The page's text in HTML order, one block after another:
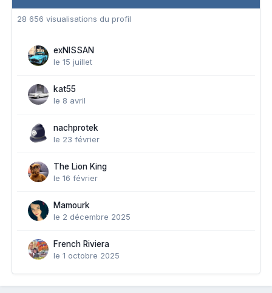
28 656 visualisations du profil
exNISSAN
le 15 juillet
kat55
le 8 avril
nachprotek
le 23 février
The Lion King
le 16 février
Mamourk
le 2 décembre 2025
French Riviera
le 1 octobre 2025